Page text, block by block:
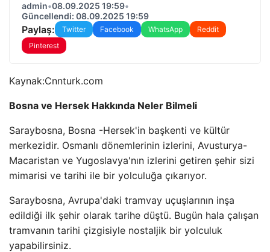
admin•08.09.2025 19:59•
Güncellendi: 08.09.2025 19:59
Paylaş: Twitter Facebook WhatsApp
Reddit
Pinterest
Kaynak:Cnnturk.com
Bosna ve Hersek Hakkında Neler Bilmeli
Saraybosna, Bosna -Hersek'in başkenti ve kültür
merkezidir. Osmanlı dönemlerinin izlerini, Avusturya-
Macaristan ve Yugoslavya'nın izlerini getiren şehir sizi
mimarisi ve tarihi ile bir yolculuğa çıkarıyor.
Saraybosna, Avrupa'daki tramvay uçuşlarının inşa
edildiği ilk şehir olarak tarihe düştü. Bugün hala çalışan
tramvanın tarihi çizgisiyle nostaljik bir yolculuk
yapabilirsiniz.